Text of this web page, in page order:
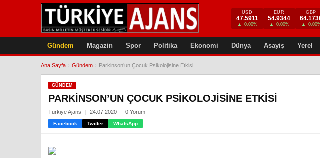
USD
47.5911
▲+0.00%
EUR
54.9344
▲+0.00%
GBP
Gündem Magazin Spor Politika Ekonomi Dünya Asayiş Yerel
Ana Sayfa Gündem Parkinson’un Çocuk Psikolojisine Etkisi
GÜNDEM
PARKINSON’UN ÇOCUK PSIKOLOJISINE ETKISI
Türkiye Ajans 24.07.2020 0 Yorum
Facebook Twitter WhatsApp